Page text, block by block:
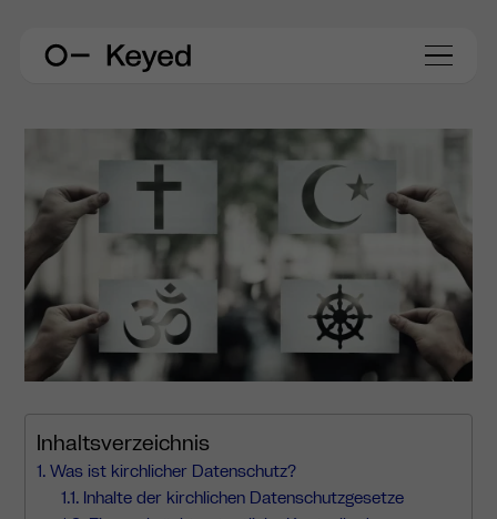
Inhaltsverzeichnis
Was ist kirchlicher Datenschutz?
Inhalte der kirchlichen Datenschutzgesetze